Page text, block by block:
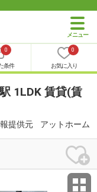
0
条件
0
お気に入り
1LDK 賃貸(賃
提供元 アットホーム